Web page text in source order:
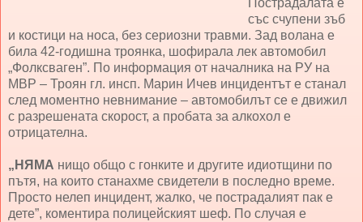
Пострадалата е
със счупени зъб
и костици на носа, без сериозни травми. Зад волана е
била 42-годишна троянка, шофирала лек автомобил
„Фолксваген”. По информация от началника на РУ на
МВР – Троян гл. инсп. Марин Ичев инцидентът е станал
след моментно невнимание – автомобилът се е движил
с разрешената скорост, а пробата за алкохол е
отрицателна.
„НЯМА нищо общо с гонките и другите идиотщини по
пътя, на които станахме свидетели в последно време.
Просто нелеп инцидент, жалко, че пострадалият пак е
дете”, коментира полицейският шеф. По случая е